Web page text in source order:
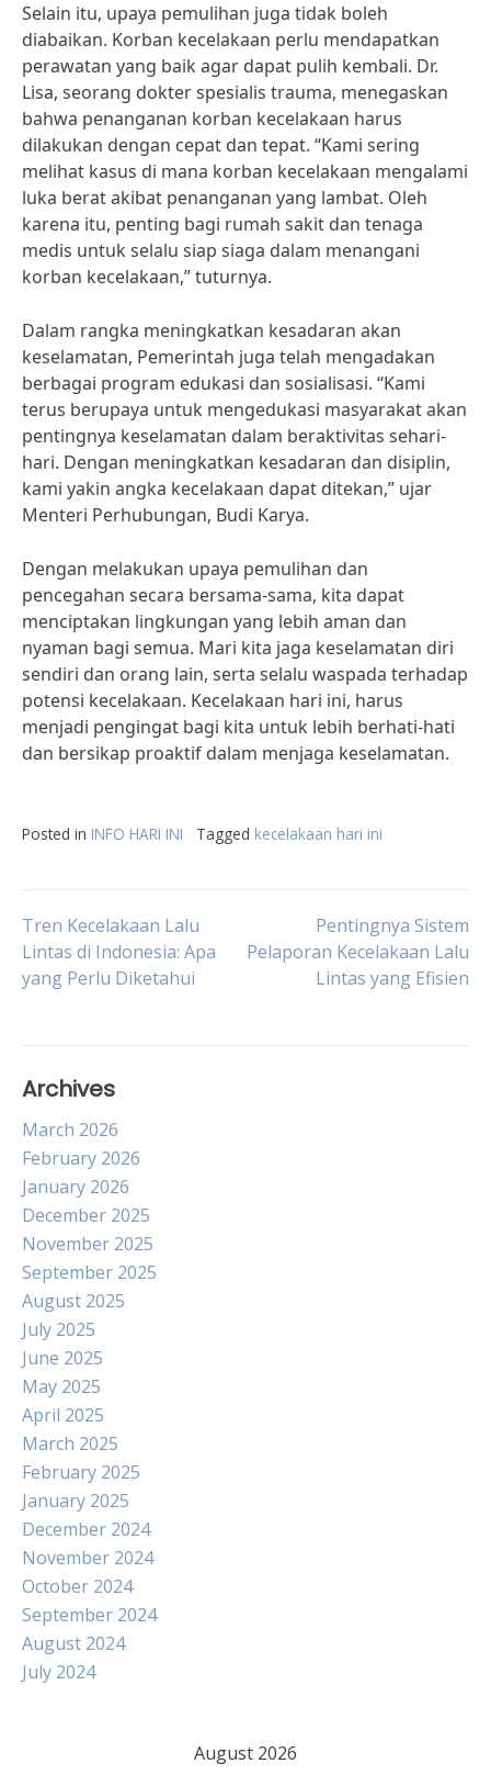
Selain itu, upaya pemulihan juga tidak boleh
diabaikan. Korban kecelakaan perlu mendapatkan
perawatan yang baik agar dapat pulih kembali. Dr.
Lisa, seorang dokter spesialis trauma, menegaskan
bahwa penanganan korban kecelakaan harus
dilakukan dengan cepat dan tepat. “Kami sering
melihat kasus di mana korban kecelakaan mengalami
luka berat akibat penanganan yang lambat. Oleh
karena itu, penting bagi rumah sakit dan tenaga
medis untuk selalu siap siaga dalam menangani
korban kecelakaan,” tuturnya.
Dalam rangka meningkatkan kesadaran akan
keselamatan, Pemerintah juga telah mengadakan
berbagai program edukasi dan sosialisasi. “Kami
terus berupaya untuk mengedukasi masyarakat akan
pentingnya keselamatan dalam beraktivitas sehari-
hari. Dengan meningkatkan kesadaran dan disiplin,
kami yakin angka kecelakaan dapat ditekan,” ujar
Menteri Perhubungan, Budi Karya.
Dengan melakukan upaya pemulihan dan
pencegahan secara bersama-sama, kita dapat
menciptakan lingkungan yang lebih aman dan
nyaman bagi semua. Mari kita jaga keselamatan diri
sendiri dan orang lain, serta selalu waspada terhadap
potensi kecelakaan. Kecelakaan hari ini, harus
menjadi pengingat bagi kita untuk lebih berhati-hati
dan bersikap proaktif dalam menjaga keselamatan.
Posted in INFO HARI INI Tagged kecelakaan hari ini
Post
navigation
Tren Kecelakaan Lalu
Lintas di Indonesia: Apa
yang Perlu Diketahui
Pentingnya Sistem
Pelaporan Kecelakaan Lalu
Lintas yang Efisien
Archives
March 2026
February 2026
January 2026
December 2025
November 2025
September 2025
August 2025
July 2025
June 2025
May 2025
April 2025
March 2025
February 2025
January 2025
December 2024
November 2024
October 2024
September 2024
August 2024
July 2024
August 2026